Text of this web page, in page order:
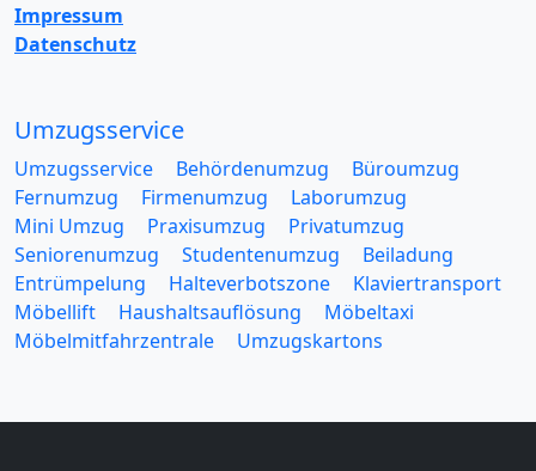
Impressum
Datenschutz
Umzugsservice
Umzugsservice Behördenumzug
Büroumzug
Fernumzug
Firmenumzug
Laborumzug
Mini Umzug
Praxisumzug
Privatumzug
Seniorenumzug
Studentenumzug
Beiladung
Entrümpelung
Halteverbotszone
Klaviertransport
Möbellift
Haushaltsauflösung
Möbeltaxi
Möbelmitfahrzentrale
Umzugskartons